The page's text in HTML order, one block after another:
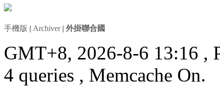
手機版 | Archiver| 外掛聯合國
GMT+8, 2026-8-6 13:16 ,
4 queries , Memcache On.